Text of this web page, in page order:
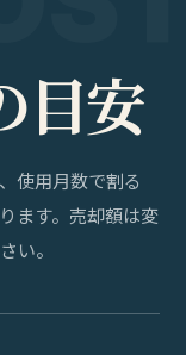
目安
使用月数で割る
ます。売却額は変
い。